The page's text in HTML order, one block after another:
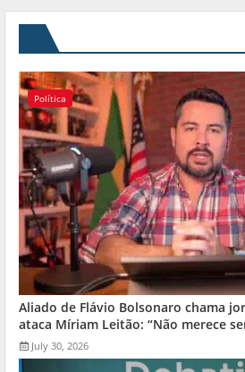
Política
Aliado de Flávio Bolsonaro chama
ataca Míriam Leitão: “Não merece
July 30, 2026